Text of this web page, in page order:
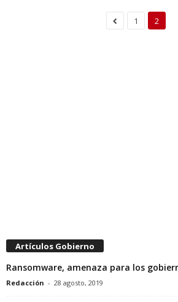
1 2
Artículos Gobierno
Ransomware, amenaza para los
Redacción - 28 agosto, 2019